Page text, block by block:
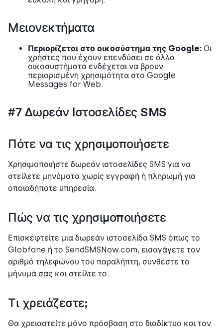
Μειονεκτήματα
Περιορίζεται στο οικοσύστημα της Google: Οι
χρήστες που έχουν επενδύσει σε άλλα
οικοσυστήματα ενδέχεται να βρουν
περιορισμένη χρησιμότητα στο Google
Messages for Web.
#7 Δωρεάν Ιστοσελίδες SMS
Πότε να τις χρησιμοποιήσετε
Χρησιμοποιήστε δωρεάν ιστοσελίδες SMS για να
στείλετε μηνύματα χωρίς εγγραφή ή πληρωμή για
οποιαδήποτε υπηρεσία.
Πώς να τις χρησιμοποιήσετε
Επισκεφτείτε μια δωρεάν ιστοσελίδα SMS όπως το
Globfone ή το SendSMSNow.com, εισαγάγετε τον
αριθμό τηλεφώνου του παραλήπτη, συνθέστε το
μήνυμά σας και στείλτε το.
Τι χρειάζεστε;
Θα χρειαστείτε μόνο πρόσβαση στο διαδίκτυο και τον